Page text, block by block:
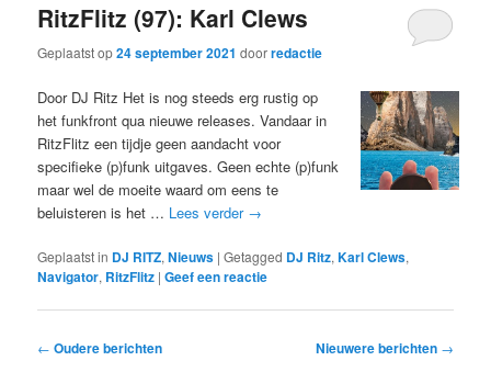
RitzFlitz (97): Karl Clews
Geplaatst op24 september 2021 doorredactie
Door DJ Ritz Het is nog steeds erg rustig op
het funkfront qua nieuwe releases. Vandaar in
RitzFlitz een tijdje geen aandacht voor
specifieke (p)funk uitgaves. Geen echte (p)funk
maar wel de moeite waard om eens te
beluisteren is het … Lees verder →
Geplaatst in DJ RITZ,Nieuws |Getagged DJ Ritz,Karl Clews,
Navigator, RitzFlitz |Geef een reactie
Bericht
← Oudere berichten Nieuwere berichten →